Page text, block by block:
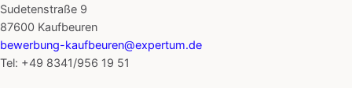
Sudetenstraße 9
87600 Kaufbeuren
bewerbung-kaufbeuren@expertum.de
Tel: +49 8341/956 19 51